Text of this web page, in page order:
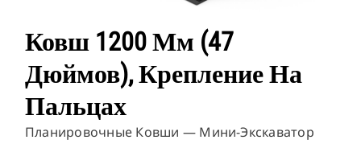
Ковш 1200 Мм (47
Дюймов), Крепление На
Пальцах
Планировочные Ковши — Мини-Экскаватор